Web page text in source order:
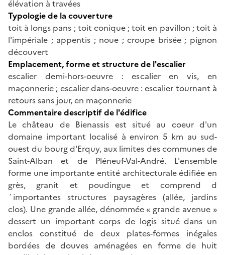
élévation à travées
Typologie de la couverture
toit à longs pans ; toit conique ; toit en pavillon ; toit à
l'impériale ; appentis ; noue ; croupe brisée ; pignon
découvert
Emplacement, forme et structure de l'escalier
escalier demi-hors-oeuvre : escalier en vis, en
maçonnerie ; escalier dans-oeuvre : escalier tournant à
retours sans jour, en maçonnerie
Commentaire descriptif de l'édifice
Le château de Bienassis est situé au coeur d'un
domaine important localisé à environ 5 km au sud-
ouest du bourg d'Erquy, aux limites des communes de
Saint-Alban et de Pléneuf-Val-André. L'ensemble
forme une importante entité architecturale édifiée en
grès, granit et poudingue et comprend d
´importantes structures paysagères (allée, jardins
clos). Une grande allée, dénommée « grande avenue »
dessert un important corps de logis situé dans un
enclos constitué de deux plates-formes inégales
bordées de douves aménagées en forme de huit